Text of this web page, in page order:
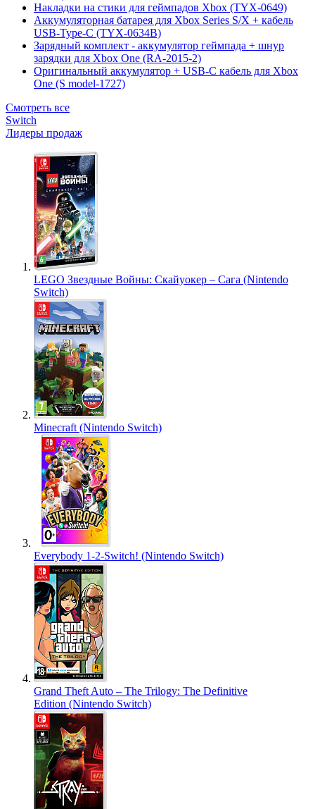
Накладки на стики для геймпадов Xbox (TYX-0649)
Аккумуляторная батарея для Xbox Series S/X + кабель
USB-Type-C (TYX-0634B)
Зарядный комплект - аккумулятор геймпада + шнур
зарядки для Xbox One (RA-2015-2)
Оригинальный аккумулятор + USB-C кабель для Xbox
One (S model-1727)
Смотреть все
Switch
Лидеры продаж
LEGO Звездные Войны: Скайуокер – Сага (Nintendo
Switch)
Minecraft (Nintendo Switch)
Everybody 1-2-Switch! (Nintendo Switch)
Grand Theft Auto – The Trilogy: The Definitive
Edition (Nintendo Switch)